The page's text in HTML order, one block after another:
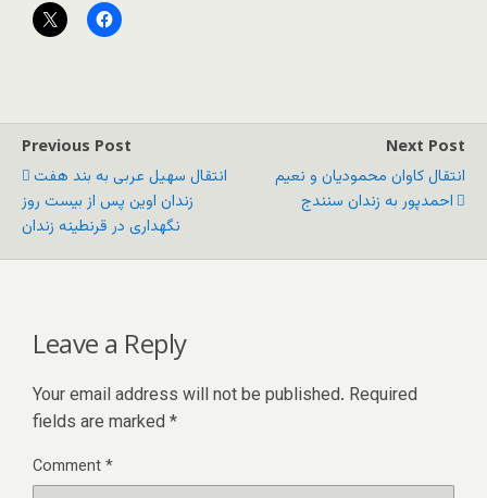
Previous Post
انتقال سهیل عربی به بند هفت
زندان اوین پس از بیست روز
نگهداری در قرنطینه زندان
Next Post
انتقال کاوان محمودیان و نعیم
احمدپور به زندان سنندج
Leave a Reply
Your email address will not be published. Required
fields are marked *
Comment*